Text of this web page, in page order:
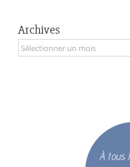
Archives
Archives